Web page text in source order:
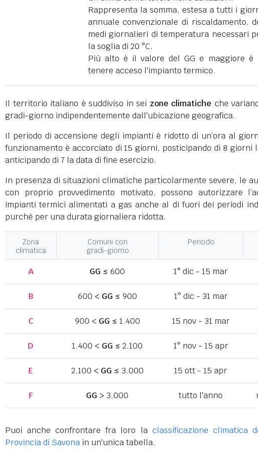
Rappresenta la somma, estesa a tutti i
annuale convenzionale di riscaldamento,
medi giornalieri di temperatura necessari
la soglia di 20 °C.
Più alto è il valore del GG e maggiore è
tenere acceso l'impianto termico.
Il territorio italiano è suddiviso in sei zone climatiche che
gradi-giorno indipendentemente dall'ubicazione geografica.
Il periodo di accensione degli impianti è ridotto di un’ora al
funzionamento è accorciato di 15 giorni, posticipando di 8 giorni
anticipando di 7 la data di fine esercizio.
In presenza di situazioni climatiche particolarmente severe, le
con proprio provvedimento motivato, possono autorizzare
impianti termici alimentati a gas anche al di fuori dei periodi
purché per una durata giornaliera ridotta.
Zona
climatica
Comuni con
gradi-giorno
Periodo
A GG ≤ 600 1° dic - 15 mar
B 600 < GG ≤ 900 1° dic - 31 mar
C 900 < GG ≤ 1.400 15 nov - 31 mar
D 1.400 < GG ≤ 2.100 1° nov - 15 apr
E 2.100 < GG ≤ 3.000 15 ott - 15 apr
F GG > 3.000 tutto l'anno
Puoi anche confrontare fra loro la classificazione climatica
Provincia di Savona in un'unica tabella.